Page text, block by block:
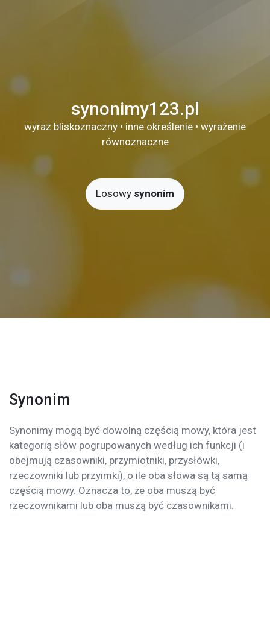
synonimy123.pl
wyraz bliskoznaczny • inne określenie • wyrażenie
równoznaczne
Losowy synonim
Synonim
Synonimy mogą być dowolną częścią mowy, która jest
kategorią słów pogrupowanych według ich funkcji (i
obejmują czasowniki, przymiotniki, przysłówki,
rzeczowniki lub przyimki), o ile oba słowa są tą samą
częścią mowy. Oznacza to, że oba muszą być
rzeczownikami lub oba muszą być czasownikami.